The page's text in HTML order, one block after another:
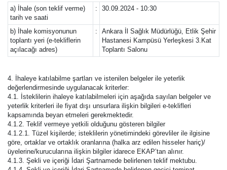
a) İhale (son teklif verme)
tarih ve saati
: 30.09.2024 - 10:30
b) İhale komisyonunun
toplantı yeri (e-tekliflerin
açılacağı adres)
:
Ankara İl Sağlık Müdürlüğü, Etlik Şehir
Hastanesi Kampüsü Yerleşkesi 3.Kat
Toplantı Salonu
4. İhaleye katılabilme şartları ve istenilen belgeler ile yeterlik
değerlendirmesinde uygulanacak kriterler:
4.1. İsteklilerin ihaleye katılabilmeleri için aşağıda sayılan belgeler ve
yeterlik kriterleri ile fiyat dışı unsurlara ilişkin bilgileri e-teklifleri
kapsamında beyan etmeleri gerekmektedir.
4.1.2. Teklif vermeye yetkili olduğunu gösteren bilgiler
4.1.2.1. Tüzel kişilerde; isteklilerin yönetimindeki görevliler ile ilgisine
göre, ortaklar ve ortaklık oranlarına (halka arz edilen hisseler hariç)/
üyelerine/kurucularına ilişkin bilgiler idarece EKAP’tan alınır.
4.1.3. Şekli ve içeriği İdari Şartnamede belirlenen teklif mektubu.